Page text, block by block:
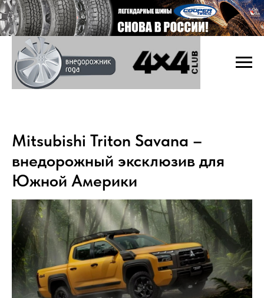
Mitsubishi Triton Savana –
внедорожный эксклюзив для
Южной Америки